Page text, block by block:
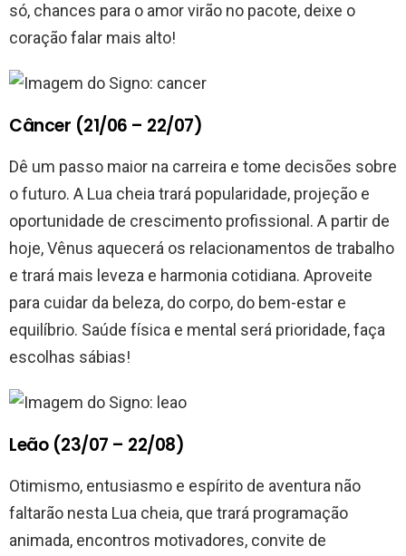
só, chances para o amor virão no pacote, deixe o
coração falar mais alto!
Câncer (21/06 – 22/07)
Dê um passo maior na carreira e tome decisões sobre
o futuro. A Lua cheia trará popularidade, projeção e
oportunidade de crescimento profissional. A partir de
hoje, Vênus aquecerá os relacionamentos de trabalho
e trará mais leveza e harmonia cotidiana. Aproveite
para cuidar da beleza, do corpo, do bem-estar e
equilíbrio. Saúde física e mental será prioridade, faça
escolhas sábias!
Leão (23/07 – 22/08)
Otimismo, entusiasmo e espírito de aventura não
faltarão nesta Lua cheia, que trará programação
animada, encontros motivadores, convite de